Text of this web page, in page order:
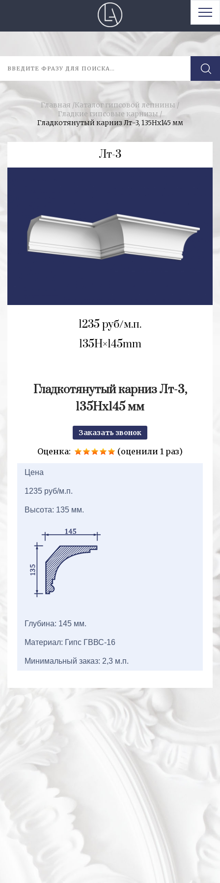
Главная /Каталог гипсовой лепнины /
Гладкие гипсовые карнизы /
Гладкотянутый карниз Лт-3, 135Hx145 мм
Лт-3
1235 руб/м.п.
135H 145mm
Гладкотянутый карниз Лт-3,
135Hx145 мм
Заказать звонок
Оценка:
(оценили 1 раз)
Цена
1235 руб/м.п.
Высота: 135 мм.
Глубина: 145 мм.
Материал: Гипс ГВВС-16
Минимальный заказ: 2,3 м.п.